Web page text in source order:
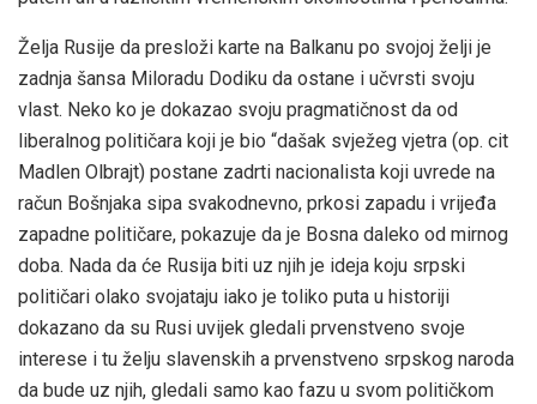
Želja Rusije da presloži karte na Balkanu po svojoj želji je
zadnja šansa Miloradu Dodiku da ostane i učvrsti svoju
vlast. Neko ko je dokazao svoju pragmatičnost da od
liberalnog političara koji je bio “dašak svježeg vjetra (op. cit
Madlen Olbrajt) postane zadrti nacionalista koji uvrede na
račun Bošnjaka sipa svakodnevno, prkosi zapadu i vrijeđa
zapadne političare, pokazuje da je Bosna daleko od mirnog
doba. Nada da će Rusija biti uz njih je ideja koju srpski
političari olako svojataju iako je toliko puta u historiji
dokazano da su Rusi uvijek gledali prvenstveno svoje
interese i tu želju slavenskih a prvenstveno srpskog naroda
da bude uz njih, gledali samo kao fazu u svom političkom